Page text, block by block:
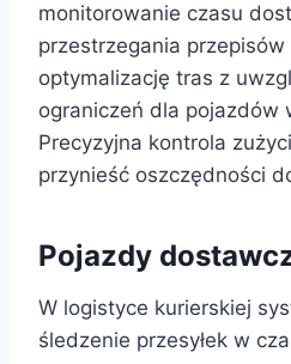
monitorowanie czasu
przestrzegania
optymalizację tras z
ograniczeń dla pojazdów
Precyzyjna kontrola
przynieść oszczędności
Pojazdy
W logistyce kurierskiej
śledzenie przesyłek w